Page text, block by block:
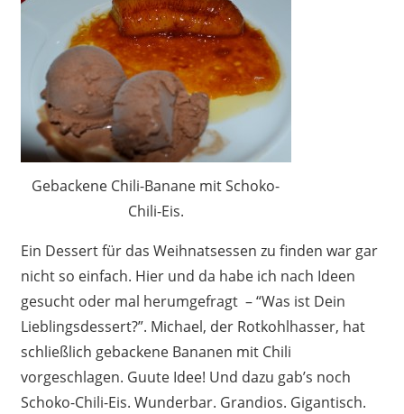
Gebackene Chili-Banane mit Schoko-
Chili-Eis.
Ein Dessert für das Weihnatsessen zu finden war gar
nicht so einfach. Hier und da habe ich nach Ideen
gesucht oder mal herumgefragt – “Was ist Dein
Lieblingsdessert?”. Michael, der Rotkohlhasser, hat
schließlich gebackene Bananen mit Chili
vorgeschlagen. Guute Idee! Und dazu gab’s noch
Schoko-Chili-Eis. Wunderbar. Grandios. Gigantisch.